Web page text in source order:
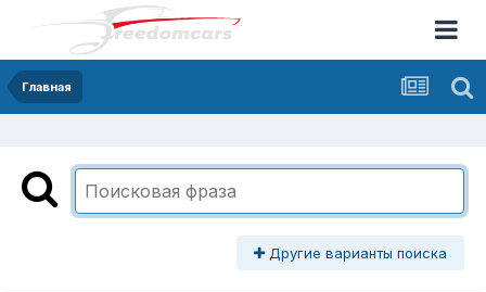
Главная
Другие варианты поиска